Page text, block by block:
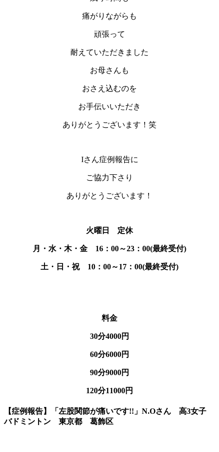
痛がりながらも
頑張って
耐えていただきました
お母さんも
おさえ込むのを
お手伝いいただき
ありがとうございます！笑
Iさん症例報告に
ご協力下さり
ありがとうございます！
火曜日 定休
月・水・木・金 16：00～23：00(最終受付)
土・日・祝 10：00～17：00(最終受付)
料金
30分4000円
60分6000円
90分9000円
120分11000円
【症例報告】「左股関節が痛いです!!」N.Oさん 高3女子
バドミントン 東京都 葛飾区